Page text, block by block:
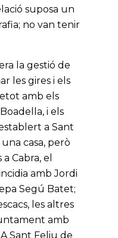
suposa un
no van tenir
la gestió de
les gires i els
amb els
i els
a Sant
casa, però
Cabra, el
amb Jordi
Segú Batet;
les altres
amb
Sant Feliu de